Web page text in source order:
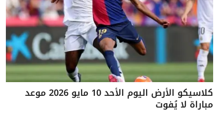
كلاسيكو الأرض اليوم الأحد 10 مايو 2026 موعد
مباراة لا يُفوت